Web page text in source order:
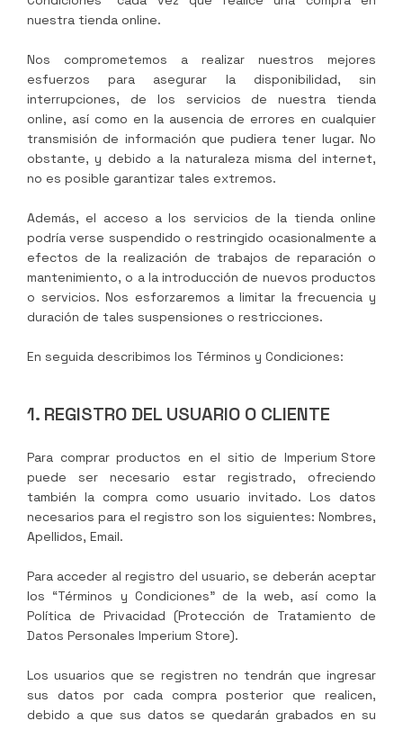
nuestra tienda online.
Nos comprometemos a realizar nuestros mejores
esfuerzos para asegurar la disponibilidad, sin
interrupciones, de los servicios de nuestra tienda
online, así como en la ausencia de errores en cualquier
transmisión de información que pudiera tener lugar. No
obstante, y debido a la naturaleza misma del internet,
no es posible garantizar tales extremos.
Además, el acceso a los servicios de la tienda online
podría verse suspendido o restringido ocasionalmente a
efectos de la realización de trabajos de reparación o
mantenimiento, o a la introducción de nuevos productos
o servicios. Nos esforzaremos a limitar la frecuencia y
duración de tales suspensiones o restricciones.
En seguida describimos los Términos y Condiciones:
1. REGISTRO DEL USUARIO O CLIENTE
Para comprar productos en el sitio de Imperium Store
puede ser necesario estar registrado, ofreciendo
también la compra como usuario invitado. Los datos
necesarios para el registro son los siguientes: Nombres,
Apellidos, Email.
Para acceder al registro del usuario, se deberán aceptar
los “Términos y Condiciones” de la web, así como la
Política de Privacidad (Protección de Tratamiento de
Datos Personales Imperium Store).
Los usuarios que se registren no tendrán que ingresar
sus datos por cada compra posterior que realicen,
debido a que sus datos se quedarán grabados en su